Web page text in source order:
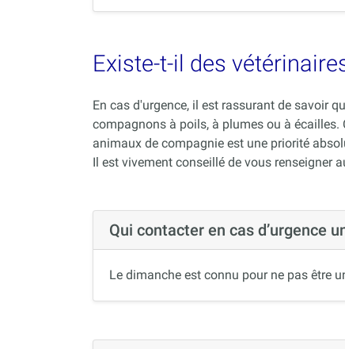
Existe-t-il des
En cas d'urgence, il est rassurant de savoir
compagnons à poils, à plumes ou à
animaux de compagnie est une priorité
Il est vivement conseillé de vous renseigner
Qui contacter en cas d’urgence
Le dimanche est connu pour ne pas être